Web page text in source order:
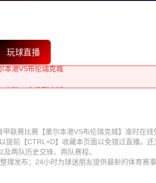
玩球直播
港VS布伦瑞克城
本港VS布伦瑞克城
本港VS布伦瑞克城
本港VS布伦瑞克城
本港VS布伦瑞克城
联赛比赛【墨尔本港VS布伦瑞克城】准时在线
前【CTRL+D】收藏本页面以免错过直播。
两队历史交锋、两队赛程。
发布；24小时为球迷朋友提供最新的体育赛